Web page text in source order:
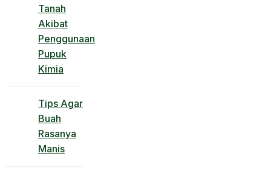
Tanah
Akibat
Penggunaan
Pupuk
Kimia
Tips Agar
Buah
Rasanya
Manis